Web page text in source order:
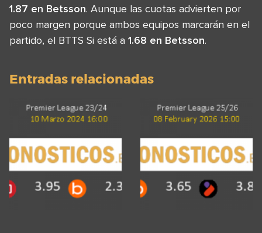
1.87 en Betsson. Aunque las cuotas advierten por
poco margen porque ambos equipos marcarán en el
partido, el BTTS Si está a 1.68 en Betsson.
Entradas relacionadas